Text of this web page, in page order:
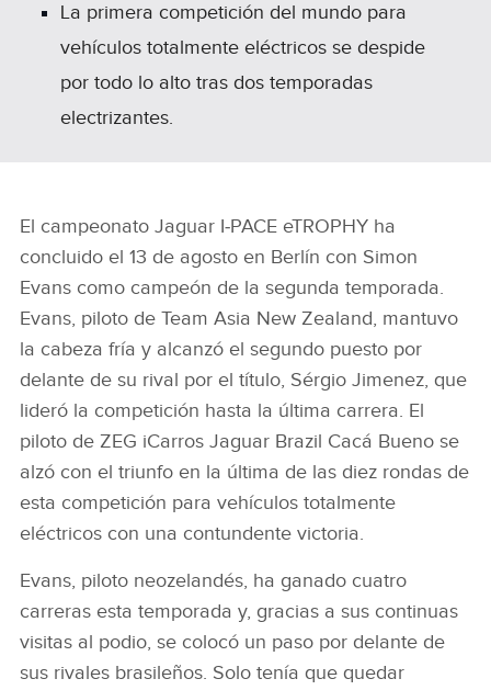
La primera competición del mundo para
vehículos totalmente eléctricos se despide
por todo lo alto tras dos temporadas
electrizantes.
El campeonato Jaguar I‑PACE eTROPHY ha
concluido el 13 de agosto en Berlín con Simon
Evans como campeón de la segunda temporada.
Evans, piloto de Team Asia New Zealand, mantuvo
la cabeza fría y alcanzó el segundo puesto por
delante de su rival por el título, Sérgio Jimenez, que
lideró la competición hasta la última carrera. El
piloto de ZEG iCarros Jaguar Brazil Cacá Bueno se
alzó con el triunfo en la última de las diez rondas de
esta competición para vehículos totalmente
eléctricos con una contundente victoria.
Evans, piloto neozelandés, ha ganado cuatro
carreras esta temporada y, gracias a sus continuas
visitas al podio, se colocó un paso por delante de
sus rivales brasileños. Solo tenía que quedar